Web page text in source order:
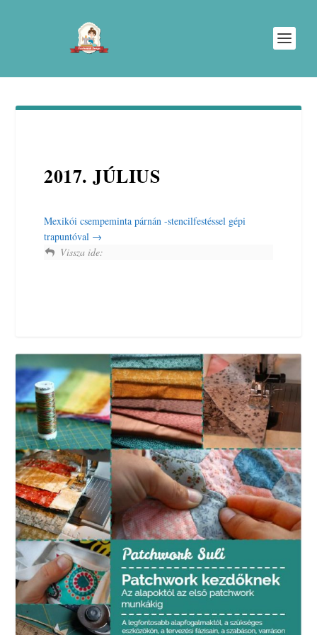
2017. JÚLIUS
Mexikói csempeminta párnán -stencilfestéssel gépi
trapuntóval
Vissza ide: